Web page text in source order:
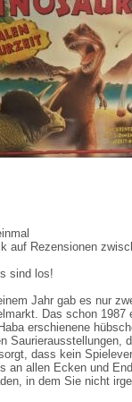
auf Rezensionen
sind los!
Jahr gab es nur
Das schon 1987
erschienene
Saurierausstellungen,
dass kein
an allen Ecken und
in dem Sie nicht